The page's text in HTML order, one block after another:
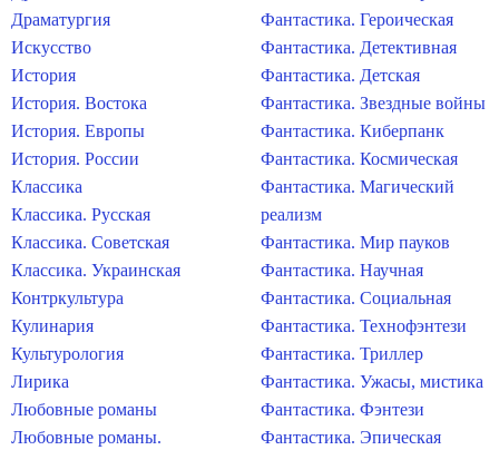
Драматургия
Искусство
История
История. Востока
История. Европы
История. России
Классика
Классика. Русская
Классика. Советская
Классика. Украинская
Контркультура
Кулинария
Культурология
Лирика
Любовные романы
Любовные романы.
Фантастика. Героическая
Фантастика. Детективная
Фантастика. Детская
Фантастика. Звездные войны
Фантастика. Киберпанк
Фантастика. Космическая
Фантастика. Магический
реализм
Фантастика. Мир пауков
Фантастика. Научная
Фантастика. Социальная
Фантастика. Технофэнтези
Фантастика. Триллер
Фантастика. Ужасы, мистика
Фантастика. Фэнтези
Фантастика. Эпическая